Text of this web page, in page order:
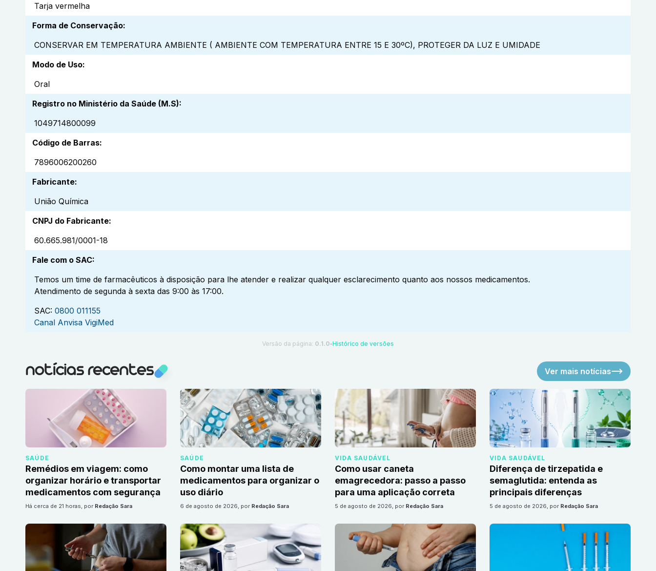
Tarja vermelha
Forma de Conservação:
CONSERVAR EM TEMPERATURA AMBIENTE ( AMBIENTE COM TEMPERATURA ENTRE 15 E 30ºC), PROTEGER DA LUZ E UMIDADE
Modo de Uso:
Oral
Registro no Ministério da Saúde (M.S):
1049714800099
Código de Barras:
7896006200260
Fabricante:
União Química
CNPJ do Fabricante:
60.665.981/0001-18
Fale com o SAC:
Temos um time de farmacêuticos à disposição para lhe atender e realizar qualquer esclarecimento quanto aos nossos medicamentos.
Atendimento de segunda à sexta das 9:00 às 17:00.
SAC: 0800 011155
Canal Anvisa VigiMed
Versão da página: 0.1.0 ●Histórico de versões
notícias recentes Ver mais notícias
SAÚDE
Remédios em viagem: como
organizar horário e transportar
medicamentos com segurança
há cerca de 21 horas, por Redação Sara
SAÚDE
Como montar uma lista de
medicamentos para organizar o
uso diário
6 de agosto de 2026, por Redação Sara
VIDA SAUDÁVEL
Como usar caneta
emagrecedora: passo a passo
para uma aplicação correta
5 de agosto de 2026, por Redação Sara
VIDA SAUDÁVEL
Diferença de tirzepatida e
semaglutida: entenda as
principais diferenças
5 de agosto de 2026, por Redação Sara